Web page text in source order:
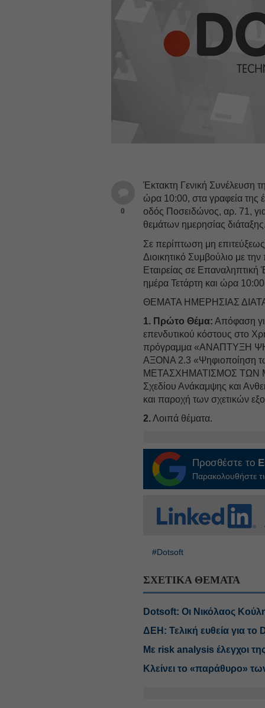
0
Έκτακτη Γενική Συνέλευση
ώρα 10:00, στα γραφεία της
οδός Ποσειδώνος, αρ. 71,
θεμάτων ημερησίας διάταξης.
Σε περίπτωση μη
Διοικητικό Συμβούλιο με
Εταιρείας σε Επαναληπτική
ημέρα Τετάρτη και ώρα
ΘΕΜΑΤΑ ΗΜΕΡΗΣΙΑΣ
1. Πρώτο Θέμα: Απόφαση
επενδυτικού κόστους στο
πρόγραμμα «ΑΝΑΠΤΥΞΗ
ΑΞΟΝΑ 2.3 «Ψηφιοποίηση
ΜΕΤΑΣΧΗΜΑΤΙΣΜΟΣ ΤΩΝ
Σχεδίου Ανάκαμψης και
και παροχή των σχετικών
2.Λοιπά θέματα.
Προσθέστε το
Παρακολουθήστε
#Dotsoft
ΣΧΕΤΙΚΑ ΘΕΜΑΤΑ
Dotsoft: Οι Νικόλαος
ΔΕΗ: Τελική ευθεία για το
Με risk analysis έλεγχοι
Κλείνει το «παράθυρο»